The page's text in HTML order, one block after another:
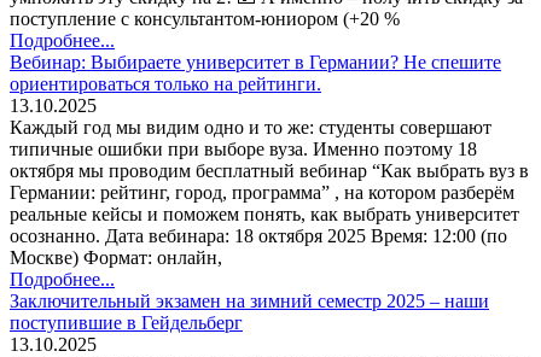
поступление с консультантом-юниором (+20 %
Подробнее...
Вебинар: Выбираете университет в Германии? Не спешите
ориентироваться только на рейтинги.
13.10.2025
Каждый год мы видим одно и то же: студенты совершают
типичные ошибки при выборе вуза. Именно поэтому 18
октября мы проводим бесплатный вебинар “Как выбрать вуз в
Германии: рейтинг, город, программа” , на котором разберём
реальные кейсы и поможем понять, как выбрать университет
осознанно. Дата вебинара: 18 октября 2025 Время: 12:00 (по
Москве) Формат: онлайн,
Подробнее...
Заключительный экзамен на зимний семестр 2025 – наши
поступившие в Гейдельберг
13.10.2025